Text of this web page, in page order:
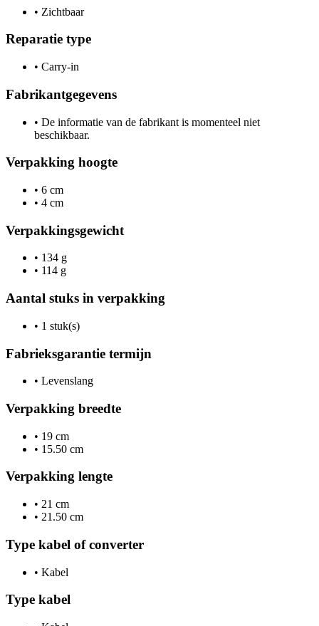
• Zichtbaar
Reparatie type
• Carry-in
Fabrikantgegevens
• De informatie van de fabrikant is momenteel niet
beschikbaar.
Verpakking hoogte
• 6 cm
• 4 cm
Verpakkingsgewicht
• 134 g
• 114 g
Aantal stuks in verpakking
• 1 stuk(s)
Fabrieksgarantie termijn
• Levenslang
Verpakking breedte
• 19 cm
• 15.50 cm
Verpakking lengte
• 21 cm
• 21.50 cm
Type kabel of converter
• Kabel
Type kabel